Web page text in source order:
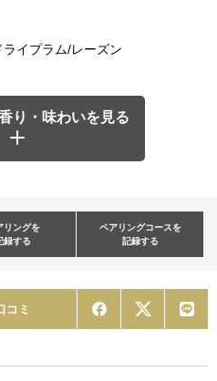
イプラム/レーズン
り・味わいを見る
リングを
録する
ペアリングコースを
記録する
コミ